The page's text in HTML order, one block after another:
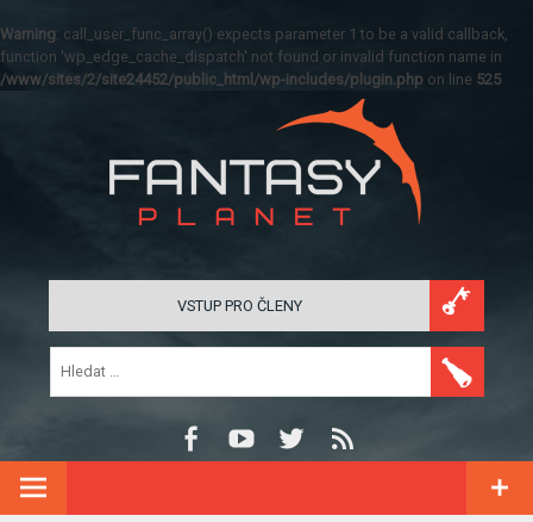
Warning: call_user_func_array() expects parameter 1 to be a valid callback,
function 'wp_edge_cache_dispatch' not found or invalid function name in
/www/sites/2/site24452/public_html/wp-includes/plugin.php on line 525
VSTUP PRO ČLENY